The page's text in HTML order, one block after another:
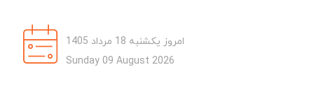
امروز یکشنبه 18 مرداد 1405
Sunday 09 August 2026